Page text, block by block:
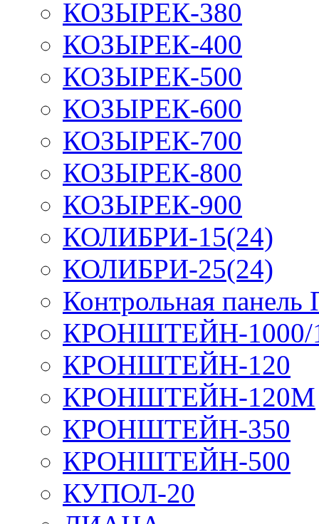
КОЗЫРЕК-380
КОЗЫРЕК-400
КОЗЫРЕК-500
КОЗЫРЕК-600
КОЗЫРЕК-700
КОЗЫРЕК-800
КОЗЫРЕК-900
КОЛИБРИ-15(24)
КОЛИБРИ-25(24)
Контрольная
КРОНШТЕЙН-1000/
КРОНШТЕЙН-120
КРОНШТЕЙН-120М
КРОНШТЕЙН-350
КРОНШТЕЙН-500
КУПОЛ-20